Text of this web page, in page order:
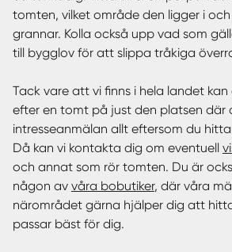
tomten, vilket område den ligger i
grannar. Kolla också upp vad som
till bygglov för att slippa tråkiga
Tack vare att vi finns i hela landet kan
efter en tomt på just den platsen där
intresseanmälan allt eftersom du
Då kan vi kontakta dig om eventuell
och annat som rör tomten. Du är
någon av våra bobutiker, där våra
närområdet gärna hjälper dig att
passar bäst för dig.